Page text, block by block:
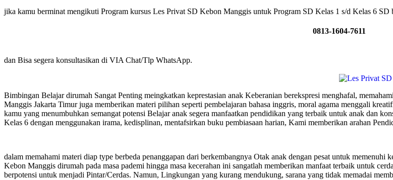
jika kamu berminat mengikuti Program kursus Les Privat SD Kebon Manggis untuk Program SD Kelas 1 s/d Kelas 6
0813-1604-7611
dan Bisa segera konsultasikan di VIA Chat/Tlp WhatsApp.
Bimbingan Belajar dirumah Sangat Penting meingkatkan keprestasian anak Keberanian berekspresi menghafal,
Manggis Jakarta Timur juga memberikan materi pilihan seperti pembelajaran bahasa inggris, moral agama menggali
kamu yang menumbuhkan semangat potensi Belajar anak segera manfaatkan pendidikan yang terbaik untuk anak dan
Kelas 6 dengan menggunakan irama, kedisplinan, mentafsirkan buku pembiasaan harian, Kami memberikan arahan
dalam memahami materi diap type berbeda penanggapan dari berkembangnya Otak anak dengan pesat untuk
Kebon Manggis dirumah pada masa pademi hingga masa kecerahan ini sangatlah memberikan manfaat terbaik untuk
berpotensi untuk menjadi Pintar/Cerdas. Namun, Lingkungan yang kurang mendukung, sarana yang tidak memadai